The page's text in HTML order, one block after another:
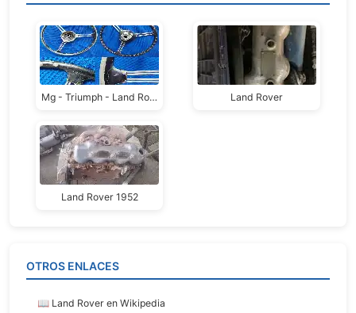
Mg - Triumph - Land Rover Series Land Rover
Land Rover 1952
OTROS ENLACES
📖 Land Rover en Wikipedia